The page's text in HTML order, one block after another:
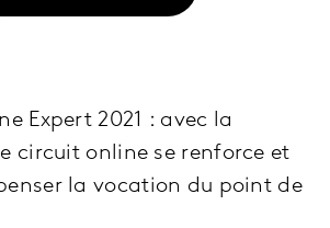
Expert 2021 : avec la
circuit online se renforce et
la vocation du point de